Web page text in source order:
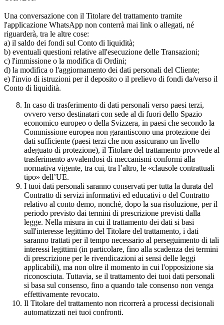
Una conversazione con il Titolare del trattamento tramite
l'applicazione WhatsApp non conterrà mai link o allegati, né
riguarderà, tra le altre cose:
a) il saldo dei fondi sul Conto di liquidità;
b) eventuali questioni relative all'esecuzione delle Transazioni;
c) l'immissione o la modifica di Ordini;
d) la modifica o l'aggiornamento dei dati personali del Cliente;
e) l'invio di istruzioni per il deposito o il prelievo di fondi da/verso il
Conto di liquidità.
In caso di trasferimento di dati personali verso paesi terzi,
ovvero verso destinatari con sede al di fuori dello Spazio
economico europeo o della Svizzera, in paesi che secondo la
Commissione europea non garantiscono una protezione dei
dati sufficiente (paesi terzi che non assicurano un livello
adeguato di protezione), il Titolare del trattamento provvede al
trasferimento avvalendosi di meccanismi conformi alla
normativa vigente, tra cui, tra l’altro, le «clausole contrattuali
tipo» dell’UE.
I tuoi dati personali saranno conservati per tutta la durata del
Contratto di servizi informativi ed educativi o del Contratto
relativo al conto demo, nonché, dopo la sua risoluzione, per il
periodo previsto dai termini di prescrizione previsti dalla
legge. Nella misura in cui il trattamento dei dati si basi
sull'interesse legittimo del Titolare del trattamento, i dati
saranno trattati per il tempo necessario al perseguimento di tali
interessi legittimi (in particolare, fino alla scadenza dei termini
di prescrizione per le rivendicazioni ai sensi delle leggi
applicabili), ma non oltre il momento in cui l'opposizione sia
riconosciuta. Tuttavia, se il trattamento dei tuoi dati personali
si basa sul consenso, fino a quando tale consenso non venga
effettivamente revocato.
Il Titolare del trattamento non ricorrerà a processi decisionali
automatizzati nei tuoi confronti.